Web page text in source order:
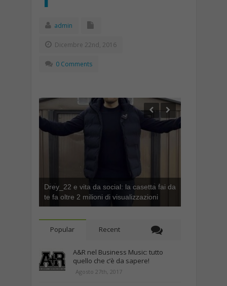
admin
Dicembre 22nd, 2016
0 Comments
Drey_22 e vita da social: la casetta fai da
te fa oltre 2 milioni di visualizzazioni
Popular Recent
A&R nel Business Music: tutto
quello che c’è da sapere!
Agosto 27th, 2017